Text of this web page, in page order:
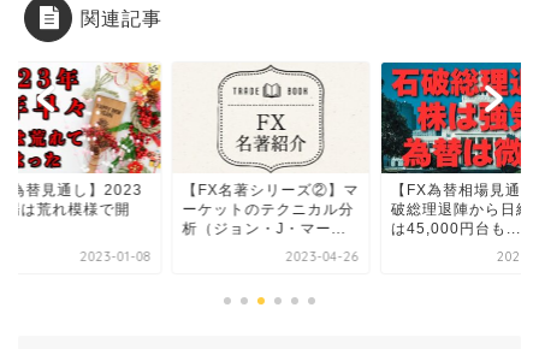
関連記事
為替見通し】2023
場は荒れ模様で開
2023-01-08
【FX名著シリーズ②】マ
ーケットのテクニカル分
析（ジョン・J・マー...
2023-04-26
【FX為替相場見通
破総理退陣から日経
は45,000円台も...
2025-